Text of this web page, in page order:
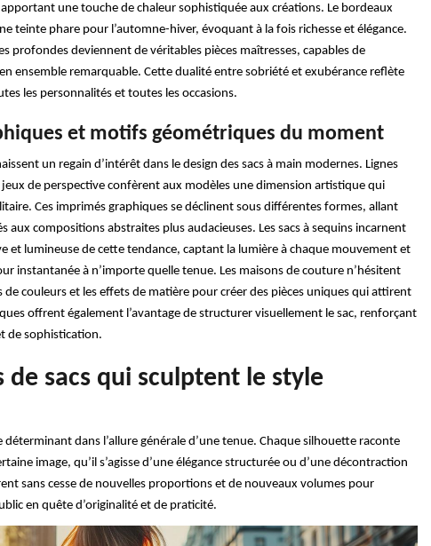
une touche de chaleur sophistiquée aux créations. Le bordeaux
teinte phare pour l’automne-hiver, évoquant à la fois richesse et élégance.
profondes deviennent de véritables pièces maîtresses, capables de
ensemble remarquable. Cette dualité entre sobriété et exubérance reflète
les personnalités et toutes les occasions.
et motifs géométriques du moment
un regain d’intérêt dans le design des sacs à main modernes. Lignes
de perspective confèrent aux modèles une dimension artistique qui
Ces imprimés graphiques se déclinent sous différentes formes, allant
aux compositions abstraites plus audacieuses. Les sacs à sequins incarnent
et lumineuse de cette tendance, captant la lumière à chaque mouvement et
instantanée à n’importe quelle tenue. Les maisons de couture n’hésitent
de couleurs et les effets de matière pour créer des pièces uniques qui attirent
offrent également l’avantage de structurer visuellement le sac, renforçant
de sophistication.
de sacs qui sculptent le style
déterminant dans l’allure générale d’une tenue. Chaque silhouette raconte
image, qu’il s’agisse d’une élégance structurée ou d’une décontraction
sans cesse de nouvelles proportions et de nouveaux volumes pour
en quête d’originalité et de praticité.